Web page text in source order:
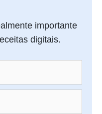
importante
digitais.